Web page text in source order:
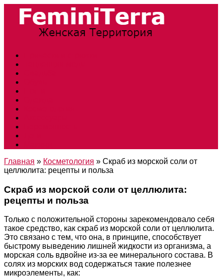
Главная » Косметология » Скраб из морской соли от
целлюлита: рецепты и польза
Скраб из морской соли от целлюлита:
рецепты и польза
Только с положительной стороны зарекомендовало себя
такое средство, как скраб из морской соли от целлюлита.
Это связано с тем, что она, в принципе, способствует
быстрому выведению лишней жидкости из организма, а
морская соль вдвойне из-за ее минерального состава. В
солях из морских вод содержаться такие полезнее
микроэлементы, как: